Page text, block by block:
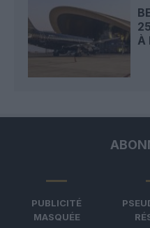
À
PUBLICITÉ
MASQUÉE